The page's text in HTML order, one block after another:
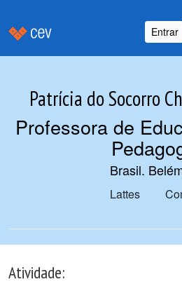
Entrar
Patrícia do Socorro
Professora de
Brasil.
Lattes
Atividade: